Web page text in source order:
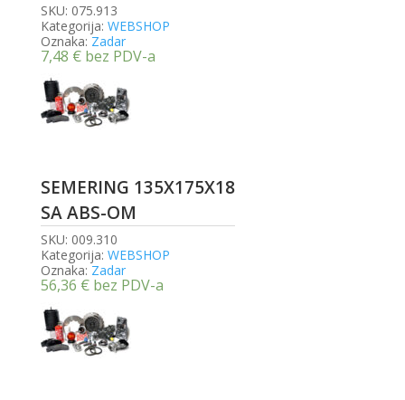
SKU: 075.913
Kategorija: WEBSHOP
Oznaka: Zadar
7,48 € bez PDV-a
SEMERING 135X175X18
SA ABS-OM
SKU: 009.310
Kategorija: WEBSHOP
Oznaka: Zadar
56,36 € bez PDV-a